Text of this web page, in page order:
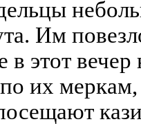
Им
этот вечер
их меркам,